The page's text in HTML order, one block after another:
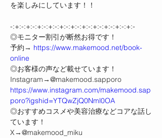
を楽しみにしています！！
-:+:-:+:-:+:-:+:-:+:-:+:-:+:-:+:-:+:-:+:-:+:-
◎モニター割引が断然お得です！
予約→ https://www.makemood.net/book-
online
◎お客様の声など載せています！
Instagram→@makemood.sapporo
https://www.instagram.com/makemood.sap
poro?igshid=YTQwZjQ0Nml0OA
◎おすすめコスメや美容治療などコアな話し
ています！
X→@makemood_miku